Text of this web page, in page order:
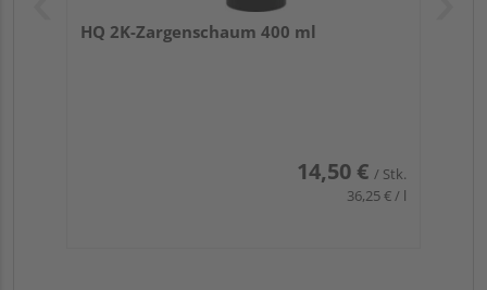
HQ 2K-Zargenschaum 400 ml
14,50 € / Stk.
36,25 € / l